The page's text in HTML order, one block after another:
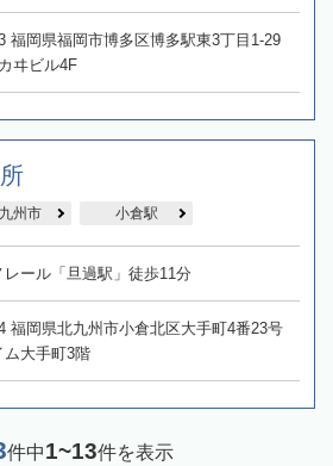
福岡県福岡市博多区博多駅東3丁目1-29
ヰビル4F
州市 小倉駅
ール「旦過駅」徒歩11分
福岡県北九州市小倉北区大手町4番23号
ム大手町3階
件中1~13件を表示